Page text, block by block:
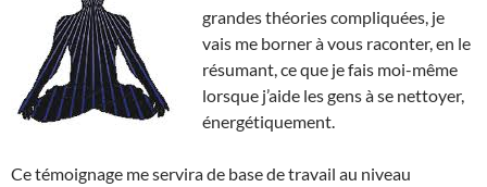
grandes théories compliquées, je
vais me borner à vous raconter, en le
résumant, ce que je fais moi-même
lorsque j’aide les gens à se nettoyer,
énergétiquement.
Ce témoignage me servira de base de travail au niveau